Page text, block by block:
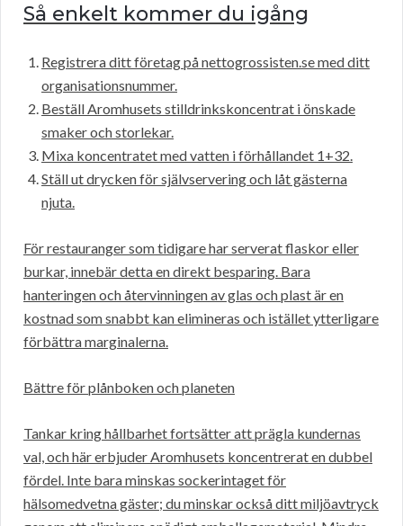
Så enkelt kommer du igång
Registrera ditt företag på nettogrossisten.se med ditt
organisationsnummer.
Beställ Aromhusets stilldrinkskoncentrat i önskade
smaker och storlekar.
Mixa koncentratet med vatten i förhållandet 1+32.
Ställ ut drycken för självservering och låt gästerna
njuta.
För restauranger som tidigare har serverat flaskor eller
burkar, innebär detta en direkt besparing. Bara
hanteringen och återvinningen av glas och plast är en
kostnad som snabbt kan elimineras och istället ytterligare
förbättra marginalerna.
Bättre för plånboken och planeten
Tankar kring hållbarhet fortsätter att prägla kundernas
val, och här erbjuder Aromhusets koncentrerat en dubbel
fördel. Inte bara minskas sockerintaget för
hälsomedvetna gäster; du minskar också ditt miljöavtryck